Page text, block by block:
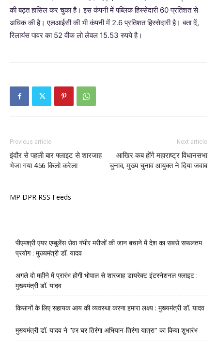
की बढ़त हासिल कर चुका है। इस कंपनी में पब्लिक हिस्सेदारी 60 प्रतिशत से
अधिक की है। एलआईसी की भी कंपनी में 2.6 प्रतिशत हिस्सेदारी है। बता दें,
रिलायंस पावर का 52 वीक लो लेवल 15.53 रुपये है।
Previous article
इंदौर से पहली बार फ्लाइट से शारजाह
भेजा गया 456 किलो करेला
Next article
आखिर कब होंगे महाराष्ट्र विधानसभा
चुनाव, मुख्य चुनाव आयुक्त ने दिया जवाब
MP DPR RSS Feeds
पीएमश्री एयर एम्बुलेंस सेवा गंभीर मरीजों की जान बचाने में देश का सबसे सफलतम
प्रयोग : मुख्यमंत्री डॉ. यादव
अगले दो महीने में प्रारंभ होगी भोपाल से शारजाह डायरेक्ट इंटरनेशनल फ्लाइट :
मुख्यमंत्री डॉ. यादव
किसानों के लिए सहायक आय की व्यवस्था करना हमारा लक्ष्य : मुख्यमंत्री डॉ. यादव
मुख्यमंत्री डॉ. यादव ने "हर घर तिरंगा अभियान-तिरंगा यात्रा" का किया शुभारंभ